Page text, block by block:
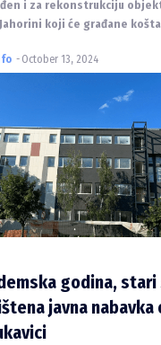
i za rekonstrukciju
koji će građane
- October 13, 2024
godina,
javna nabavka